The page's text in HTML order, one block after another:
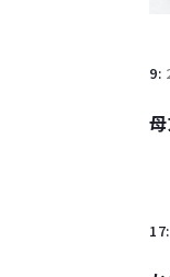
9:
17: